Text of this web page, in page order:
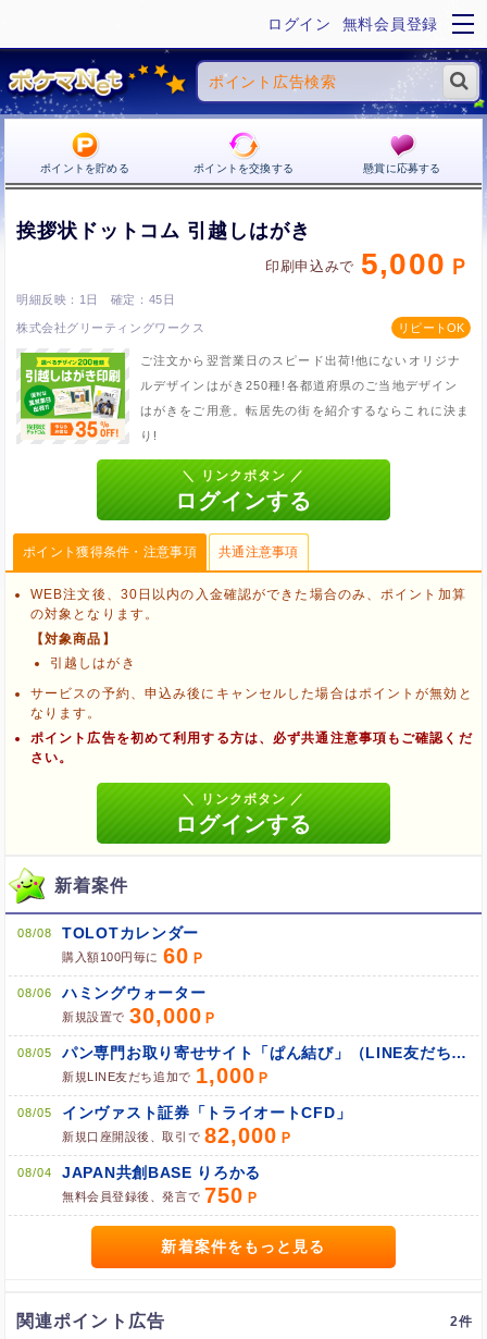
ログイン 無料会員登録
ポイントを貯める ポイントを交換する 懸賞に応募する
挨拶状ドットコム 引越しはがき
印刷申込みで 5,000
1日 45日
株式会社グリーティングワークス
ご注文から翌営業日のスピード出荷!他にないオリジナ
ルデザインはがき250種!各都道府県のご当地デザイン
はがきをご用意。転居先の街を紹介するならこれに決ま
り!
ポイント獲得条件・注意事項 共通注意事項
WEB注文後、30日以内の入金確認ができた場合のみ、ポイント加算
の対象となります。
【対象商品】
引越しはがき
サービスの予約、申込み後にキャンセルした場合はポイントが無効と
なります。
ポイント広告を初めて利用する方は、必ず共通注意事項もご確認くだ
さい。
ブラウザのクッキー情報を削除する
ブラウザのアプリ、ウィンドウ、タブを閉じる
他のサイトにアクセスする
ブラウザのクッキー情報を全て削除してブラウザを再起動
ポケマNetにログインして「ポイント対象リンク」からポイント
広告を利用
新着案件
08/08 TOLOTカレンダー
購入額100円毎に 60
08/06 ハミングウォーター
新規設置で 30,000
08/05 パン専門お取り寄せサイト「ぱん結び」（LINE友だち追加）
新規LINE友だち追加で 1,000
08/05 インヴァスト証券「トライオートCFD」
新規口座開設後、取引で 82,000
08/04 JAPAN共創BASE りろかる
無料会員登録後、発言で 750
新着案件をもっと見る
関連ポイント広告 2